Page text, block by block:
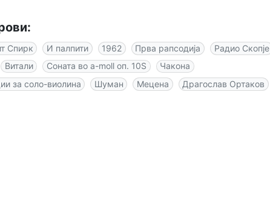
Спирк И палпити 1962 Прва рапсодија
Радио Скопје
Витали Соната во a-moll оп. 10Ѕ
Чакона
за соло-виолина
Шуман Мецена Драгослав Ортаков